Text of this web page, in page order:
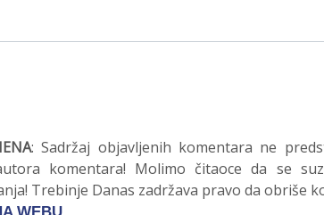
: Sadržaj objavljenih komentara ne
komentara! Molimo čitaoce da se
Trebinje Danas zadržava pravo da obriše